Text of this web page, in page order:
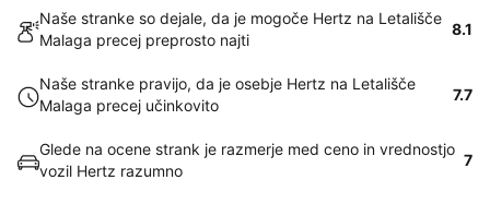
Naše stranke so dejale, da je mogoče Hertz na Letališče
Malaga precej preprosto najti
8.1
Naše stranke pravijo, da je osebje Hertz na Letališče
Malaga precej učinkovito
7.7
Glede na ocene strank je razmerje med ceno in vrednostjo
vozil Hertz razumno
7